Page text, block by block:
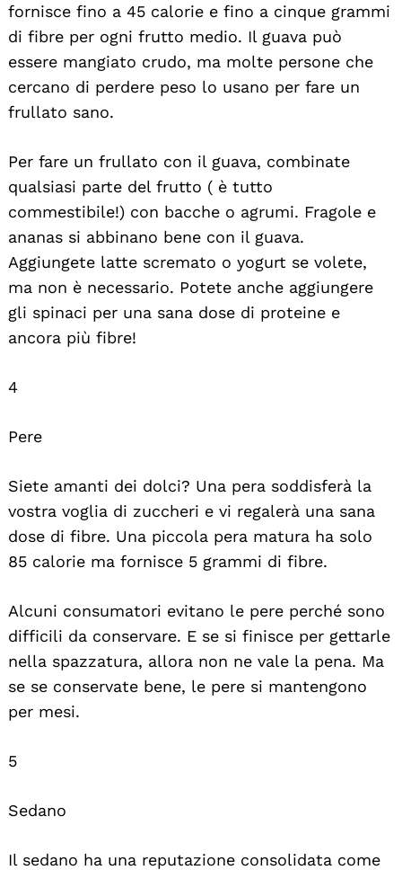
fornisce fino a 45 calorie e fino a cinque grammi
di fibre per ogni frutto medio. Il guava può
essere mangiato crudo, ma molte persone che
cercano di perdere peso lo usano per fare un
frullato sano.
Per fare un frullato con il guava, combinate
qualsiasi parte del frutto ( è tutto
commestibile!) con bacche o agrumi. Fragole e
ananas si abbinano bene con il guava.
Aggiungete latte scremato o yogurt se volete,
ma non è necessario. Potete anche aggiungere
gli spinaci per una sana dose di proteine e
ancora più fibre!
4
Pere
Siete amanti dei dolci? Una pera soddisferà la
vostra voglia di zuccheri e vi regalerà una sana
dose di fibre. Una piccola pera matura ha solo
85 calorie ma fornisce 5 grammi di fibre.
Alcuni consumatori evitano le pere perché sono
difficili da conservare. E se si finisce per gettarle
nella spazzatura, allora non ne vale la pena. Ma
se se conservate bene, le pere si mantengono
per mesi.
5
Sedano
Il sedano ha una reputazione consolidata come